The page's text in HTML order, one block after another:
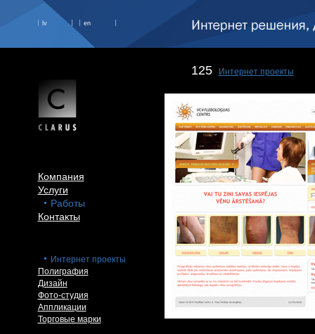
lv en
Компания
Услуги
Работы
Контакты
Интернет проекты
Полиграфия
Дизайн
Фото-студия
Аппликации
Торговые марки
125 Интернет проекты